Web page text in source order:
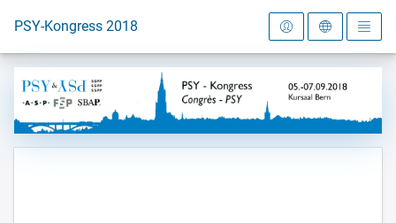
Zur Startseite
PSY-Kongress 2018